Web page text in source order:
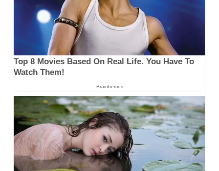
Top 8 Movies Based On Real Life. You Have To
Watch Them!
Brainberries